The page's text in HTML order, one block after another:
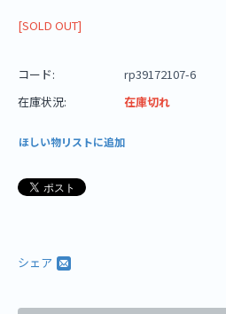
[SOLD OUT]
コード:
rp39172107-6
在庫状況:
在庫切れ
ほしい物リストに追加
シェア